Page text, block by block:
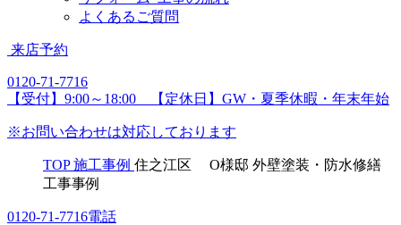
よくあるご質問
来店予約
0120-71-7716
【受付】9:00～18:00 【定休日】GW・夏季休暇・年末年始
※お問い合わせは対応しております
TOP 施工事例 住之江区 O様邸 外壁塗装・防水修繕
工事事例
0120-71-7716電話